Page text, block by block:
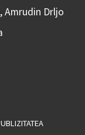
Amrudin Drljo